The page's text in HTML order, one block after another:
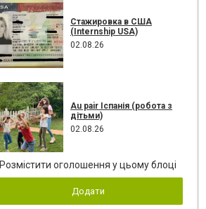
Стажировка в США
(Internship USA)
02.08.26
Au pair Іспанія (робота з
дітьми)
02.08.26
Розмістити оголошення у цьому блоці
Додати